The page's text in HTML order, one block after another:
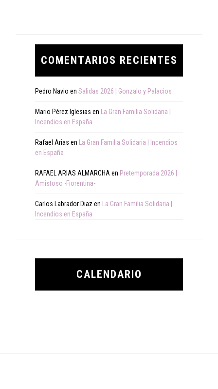
COMENTARIOS RECIENTES
Pedro Navio en Salidas 2026 | Gonzalo y Palacios
Mario Pérez Iglesias en
La Gran Familia Solidaria |
Incendios en España
Rafael Arias en
La Gran Familia Solidaria | Incendios
en España
RAFAEL ARIAS ALMARCHA en Pretemporada 2026 |
Amistoso -Fiorentina-
Carlos Labrador Diaz en
La Gran Familia Solidaria |
Incendios en España
CALENDARIO